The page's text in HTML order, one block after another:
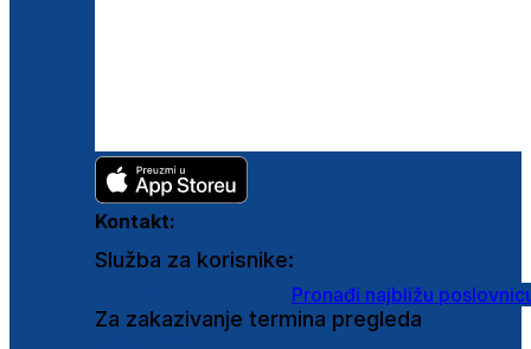
Kontakt:
Služba za korisnike:
Pronađi najbližu
Za zakazivanje termina pregleda